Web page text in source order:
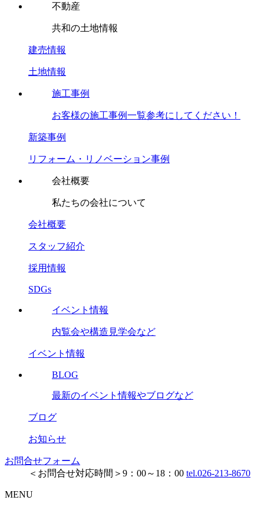
不動産
共和の土地情報
建売情報
土地情報
施工事例
お客様の施工事例一覧参考にしてください！
新築事例
リフォーム・リノベーション事例
会社概要
私たちの会社について
会社概要
スタッフ紹介
採用情報
SDGs
イベント情報
内覧会や構造見学会など
イベント情報
BLOG
最新のイベント情報やブログなど
ブログ
お知らせ
お問合せフォーム
＜お問合せ対応時間＞9：00～18：00 tel.026-213-8670
MENU